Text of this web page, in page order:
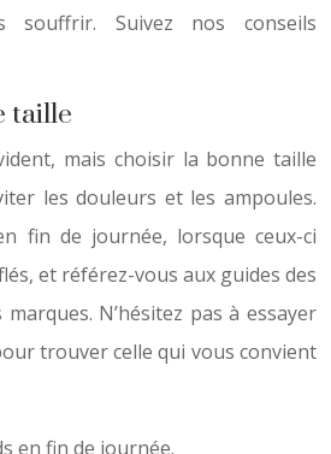
Suivez nos conseils
taille
mais choisir la bonne taille
les douleurs et les ampoules.
fin de journée, lorsque ceux-ci
et référez-vous aux guides des
N’hésitez pas à essayer
trouver celle qui vous convient
en fin de journée.